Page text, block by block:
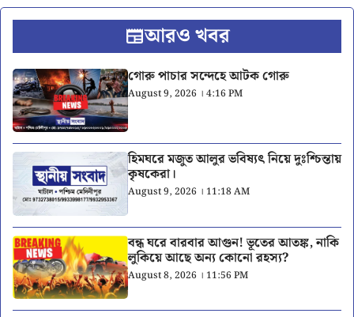
আরও খবর
গোরু পাচার সন্দেহে আটক গোরু
August 9, 2026 । 4:16 PM
হিমঘরে মজুত আলুর ভবিষ্যৎ নিয়ে দুঃশ্চিন্তায়
কৃষকেরা।
August 9, 2026 । 11:18 AM
বন্ধ ঘরে বারবার আগুন! ভূতের আতঙ্ক, নাকি
লুকিয়ে আছে অন্য কোনো রহস্য?
August 8, 2026 । 11:56 PM